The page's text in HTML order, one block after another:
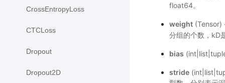
CrossEntropyLoss
CTCLoss
Dropout
Dropout2D
float64。
weight(Tensor)
分组的个数，kD
bias
stride